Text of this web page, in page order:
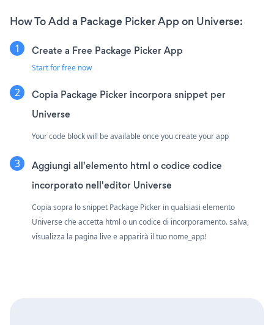
How To Add a Package Picker App on Universe:
Create a Free Package Picker App
Start for free now
Copia Package Picker incorpora snippet per
Universe
Your code block will be available once you create your app
Aggiungi all'elemento html o codice codice
incorporato nell'editor Universe
Copia sopra lo snippet Package Picker in qualsiasi elemento
Universe che accetta html o un codice di incorporamento. salva,
visualizza la pagina live e apparirà il tuo nome_app!